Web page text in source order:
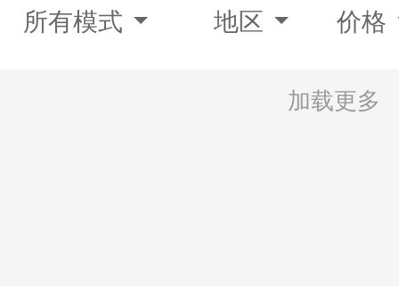
所有模式 地区 价格
加载更多